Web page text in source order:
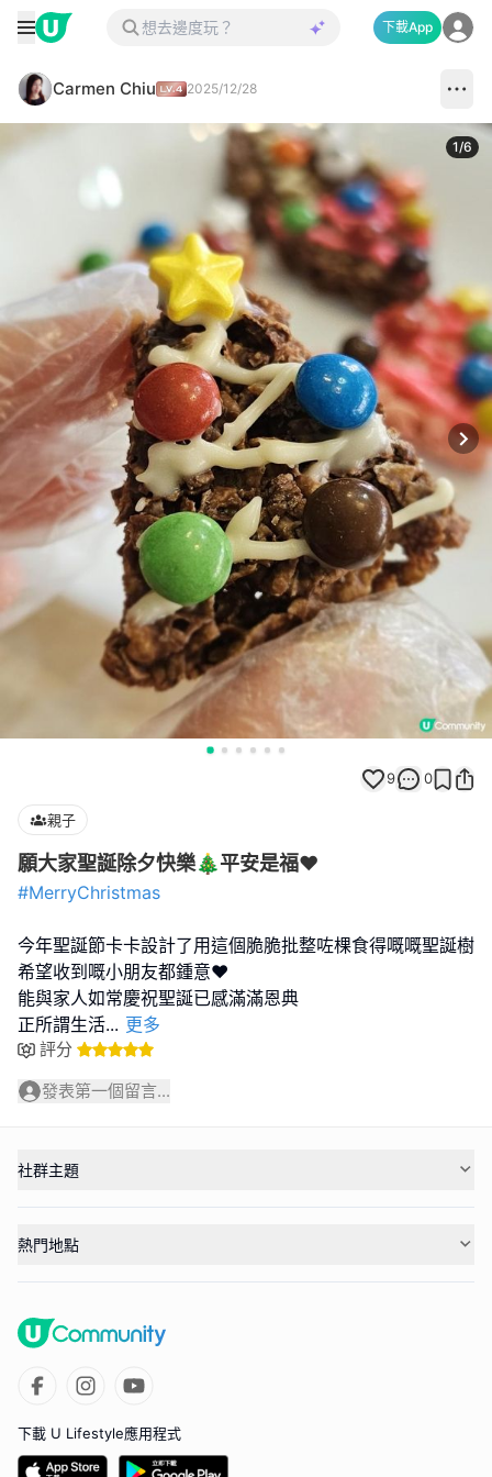
下載App
Carmen Chiu 2025/12/28
1/6
9 0
親子
願大家聖誕除夕快樂🎄平安是福❤️
#MerryChristmas
今年聖誕節卡卡設計了用這個脆脆批整咗棵食得嘅嘅聖誕樹
希望收到嘅小朋友都鍾意❤️
能與家人如常慶祝聖誕已感滿滿恩典
正所謂生活... 更多
評分
發表第一個留言...
社群主題
熱門地點
下載 U Lifestyle應用程式